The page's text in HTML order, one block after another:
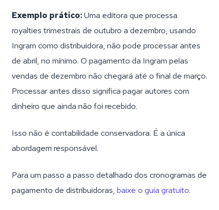
Exemplo prático:Uma editora que processa
royalties trimestrais de outubro a dezembro, usando
Ingram como distribuidora, não pode processar antes
de abril, no mínimo. O pagamento da Ingram pelas
vendas de dezembro não chegará até o final de março.
Processar antes disso significa pagar autores com
dinheiro que ainda não foi recebido.
Isso não é contabilidade conservadora. É a única
abordagem responsável.
Para um passo a passo detalhado dos cronogramas de
pagamento de distribuidoras, baixe o guia gratuito.